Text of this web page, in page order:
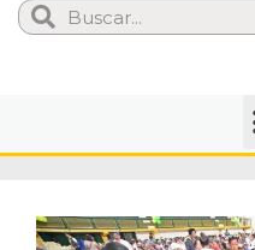
Search